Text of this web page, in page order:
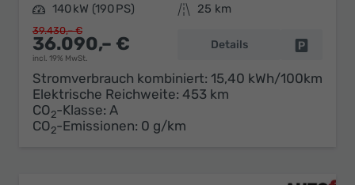
Leistung 140 kW (190 PS) Kilometerstand 25 km
36.090,– €
incl. 19% MwSt.
39.430,– €
Details
Stromverbrauch kombiniert: 15,40 kWh/100km
Elektrische Reichweite: 453 km
CO2-Klasse: A
CO2-Emissionen: 0 g/km